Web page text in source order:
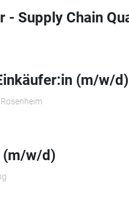
- Supply Chain
(m/w/
(m/w/d)